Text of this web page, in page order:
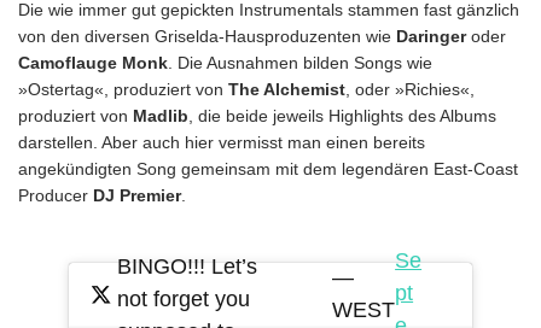
Die wie immer gut gepickten Instrumentals stammen fast gänzlich
von den diversen Griselda-Hausproduzenten wie Daringeroder
Camoflauge Monk. Die Ausnahmen bilden Songs wie
»Ostertag«, produziert von The Alchemist, oder »Richies«,
produziert von Madlib, die beide jeweils Highlights des Albums
darstellen. Aber auch hier vermisst man einen bereits
angekündigten Song gemeinsam mit dem legendären East-Coast
Producer DJ Premier.
BINGO!!! Let’s
not forget you
—
WEST
Se
pt